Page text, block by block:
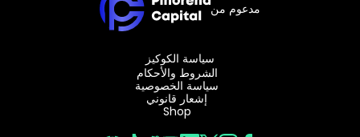
مدعوم من
سياسة الكوكيز
الشروط والأحكام
سياسة الخصوصية
إشعار قانوني
Shop